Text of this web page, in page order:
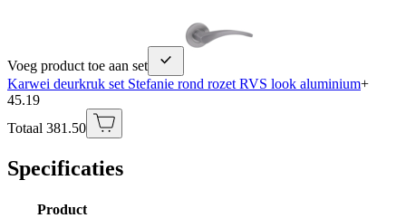
Voeg product toe aan set
Karwei deurkruk set Stefanie rond rozet RVS look aluminium+
45.19
Totaal 381.50
Specificaties
Product